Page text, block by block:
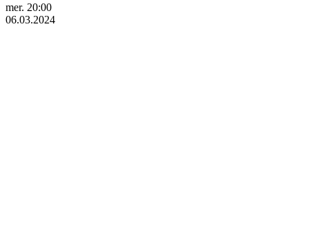
mer. 20:00
06.03.2024